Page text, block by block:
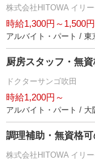
株式会社HITOWA イリ
時給1,300円～1,500円
アルバイト・パート / 東
厨房スタッフ・無
ドクターサンゴ吹田
時給1,200円～
アルバイト・パート / 大
調理補助・無資格
株式会社HITOWA イリ